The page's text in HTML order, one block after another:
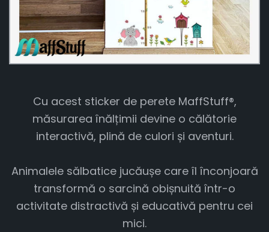
Cu acest sticker de perete MaffStuff®,
măsurarea înălțimii devine o călătorie
interactivă, plină de culori și aventuri.
Animalele sălbatice jucăușe care îl înconjoară
transformă o sarcină obișnuită într-o
activitate distractivă și educativă pentru cei
mici.